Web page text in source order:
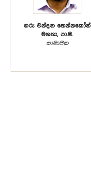
ගරු චන්දන තෙන්නකෝන්
මහතා, පා.ම.
සාමාජික